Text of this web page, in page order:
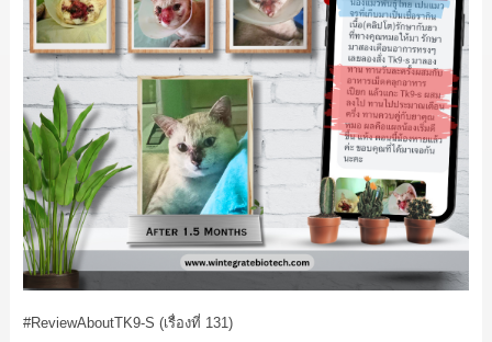
#ReviewAboutTK9-S (เรื่องที่ 131)